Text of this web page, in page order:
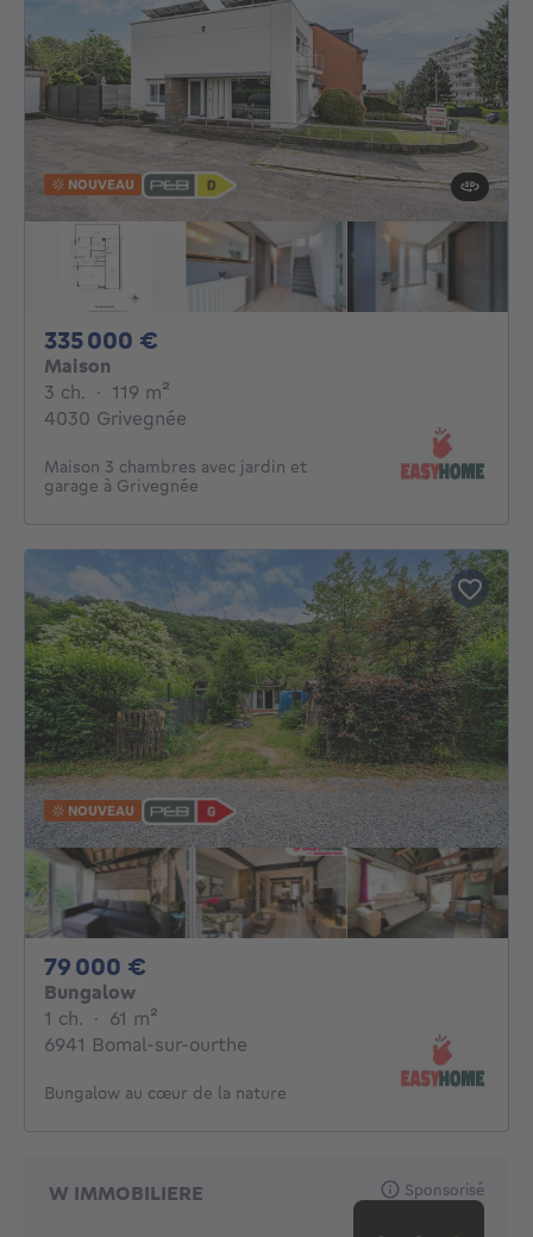
NOUVEAU
335 000 €
Maison
3 ch. 3 chambres
· 119 m²
4030 Grivegnée
Maison 3 chambres avec jardin et
garage à Grivegnée
NOUVEAU
79 000 €
Bungalow
1 ch. 1 chambre
· 61 m²
6941 Bomal-sur-ourthe
Bungalow au cœur de la nature
W IMMOBILIERE Sponsorisé